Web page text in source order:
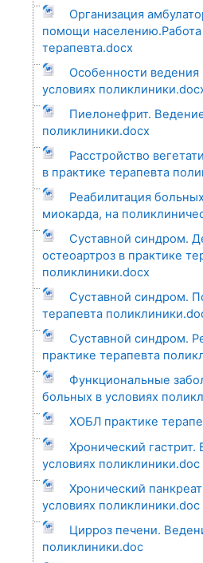
Организация
помощи населению.Работа
терапевта.docx
Особенности
условиях
Пиелонефрит.
поликлиники.docx
Расстройство
в практике терапевта
Реабилитация
миокарда, на
Суставной синдром.
остеоартроз в практике
поликлиники.docx
Суставной синдром.
терапевта
Суставной синдром.
практике терапевта
Функциональные
больных в условиях
ХОБЛ практике
Хронический
условиях поликлиники.doc
Хронический
условиях поликлиники.doc
Цирроз печени.
поликлиники.doc